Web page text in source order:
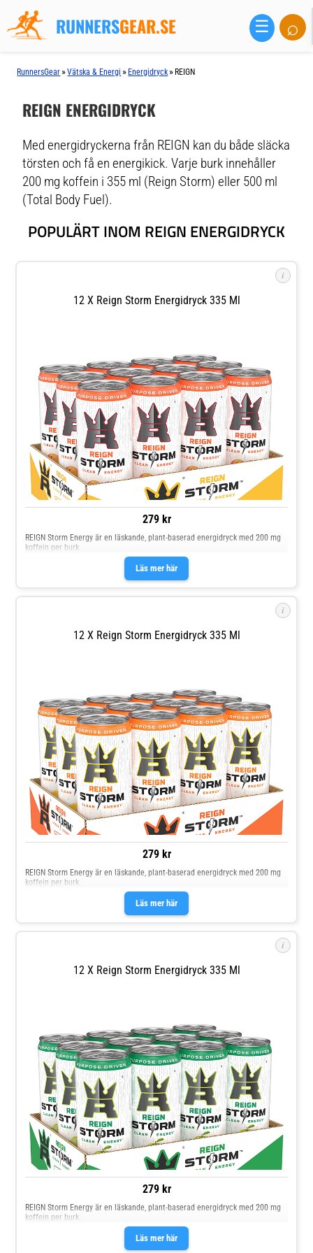
RUNNERSGEAR.SE ☰ ⌕
RunnersGear »Vätska & Energi » Energidryck » REIGN
REIGN ENERGIDRYCK
Med energidryckerna från REIGN kan du både släcka
törsten och få en energikick. Varje burk innehåller
200 mg koffein i 355 ml (Reign Storm) eller 500 ml
(Total Body Fuel).
POPULÄRT INOM REIGN ENERGIDRYCK
i
12 X Reign Storm Energidryck 335 Ml
279 kr
Läs mer här
REIGN Storm Energy är en läskande, plant-baserad energidryck med 200 mg
koffein per burk.
i
12 X Reign Storm Energidryck 335 Ml
279 kr
Läs mer här
REIGN Storm Energy är en läskande, plant-baserad energidryck med 200 mg
koffein per burk.
i
12 X Reign Storm Energidryck 335 Ml
279 kr
Läs mer här
REIGN Storm Energy är en läskande, plant-baserad energidryck med 200 mg
koffein per burk.